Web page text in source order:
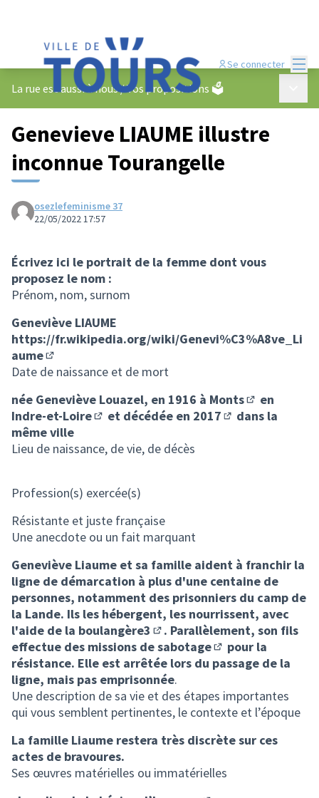
Se connecter
La rue est aussi à nous/Vos propositions 🗳️
Genevieve LIAUME illustre
inconnue Tourangelle
osezlefeminisme 37
22/05/2022 17:57
Écrivez ici le portrait de la femme dont vous
proposez le nom :
Prénom, nom, surnom
Geneviève LIAUME
https://fr.wikipedia.org/wiki/Genevi%C3%A8ve_Li
aume
(Lien externe)
Date de naissance et de mort
née Geneviève Louazel, en 1916 à Monts
(Lien externe)
en
Indre-et-Loire
et décédée en 2017
dans la
même ville
Lieu de naissance, de vie, de décès
Profession(s) exercée(s)
Résistante et juste française
Une anecdote ou un fait marquant
Geneviève Liaume et sa famille aident à franchir la
ligne de démarcation à plus d'une centaine de
personnes, notamment des prisonniers du camp de
la Lande. Ils les hébergent, les nourrissent, avec
l'aide de la boulangère3
(Lien externe)
. Parallèlement, son fils
effectue des missions desabotage
(Lien externe)
pour la
résistance. Elle est arrêtée lors du passage de la
ligne, mais pas emprisonnée.
Une description de sa vie et des étapes importantes
qui vous semblent pertinentes, le contexte et l’époque
La famille Liaume restera très discrète sur ces
actes de bravoures.
Ses œuvres matérielles ou immatérielles